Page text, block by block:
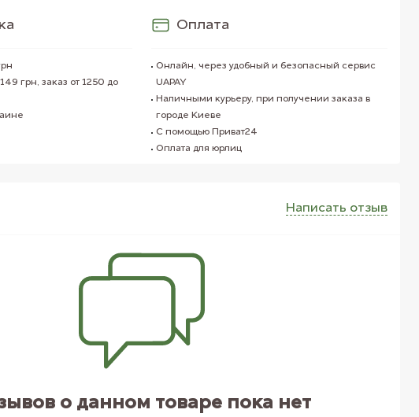
грн, заказ от 1250 до
Оплата
Онлайн, через удобный и безопасный сервис
UAPAY
Наличными курьеру, при получении заказа в
городе Киеве
С помощью Приват24
Оплата для юрлиц
Написать отзыв
о данном товаре пока нет